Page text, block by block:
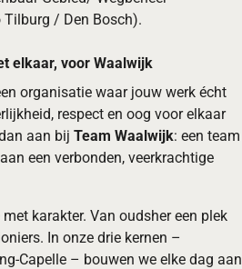
Tilburg / Den Bosch).
elkaar, voor Waalwijk
organisatie waar jouw werk écht
respect en oog voor elkaar
aan bij Team Waalwijk: een team
een verbonden, veerkrachtige
karakter. Van oudsher een plek
In onze drie kernen –
Capelle – bouwen we elke dag aan